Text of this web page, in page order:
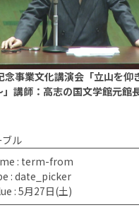
念事業文化講演会「立山を
」講師：高志の国文学館元館
ル
: term-from
: date_picker
: 5月27日(土)